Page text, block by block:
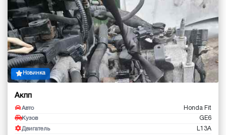
Новинка
Акпп
Авто Honda Fit
Кузов GE6
Двигатель L13A